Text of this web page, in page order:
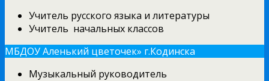
Учитель русского языка и литературы
Учитель начальных классов
МБДОУ Аленький цветочек» г.Кодинска
Музыкальный руководитель